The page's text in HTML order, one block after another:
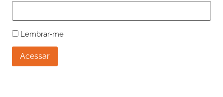
Lembrar-me